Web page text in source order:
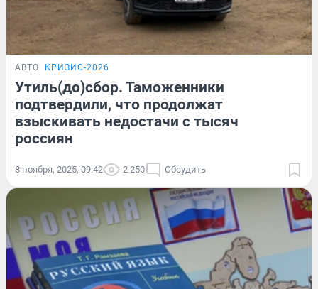
АВТО КРИЗИС-2026
Утиль(до)сбор. Таможенники
подтвердили, что продолжат
взыскивать недостачи с тысяч
россиян
8 ноября, 2025, 09:42 2 250 Обсудить